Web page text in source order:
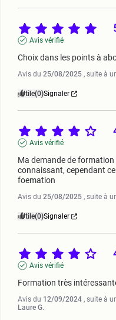
Avis vérifié
Choix dans les points à
Avis du 25/08/2025 , suite à
Utile(0)Signaler
Avis vérifié
Ma demande de
connaissant, cependant
foemation
Avis du 25/08/2025 , suite à
Utile(0)Signaler
Avis vérifié
Formation très
Avis du 12/09/2024 , suite à
Laure G.